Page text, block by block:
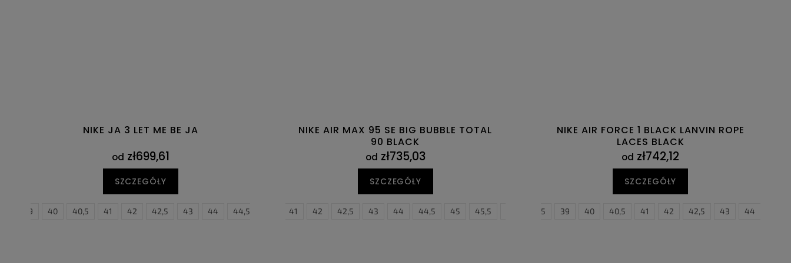
NIKE JA 3 LET ME BE JA
od zł699,61
SZCZEGÓŁY
39 40 40,5 41 42 42,5 43 44 44,5 45,5 46 47 47,5
NIKE AIR MAX 95 SE BIG BUBBLE TOTAL
90 BLACK
od zł735,03
SZCZEGÓŁY
38,5 39 40 41 42 42,5 43 44 44,5 45 45,5 47,5
NIKE AIR FORCE 1 BLACK LANVIN ROPE
LACES BLACK
od zł742,12
SZCZEGÓŁY
35 35,5 36 36,5 37,5 38,5 39 40 40,5 41 42 42,5 43 44